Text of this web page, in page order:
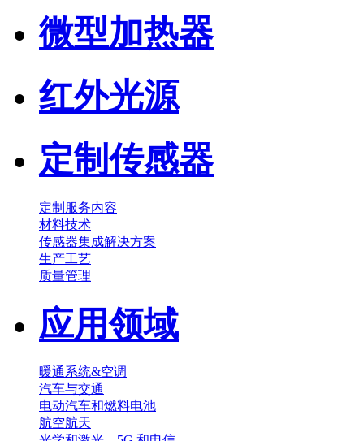
微型加热器
红外光源
定制传感器
定制服务内容
材料技术
传感器集成解决方案
生产工艺
质量管理
应用领域
暖通系统&空调
汽车与交通
电动汽车和燃料电池
航空航天